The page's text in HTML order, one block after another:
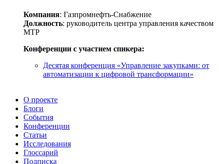
Компания: Газпромнефть-Снабжение
Должность: руководитель центра управления качеством
МТР
Конференции с участием спикера:
Десятая конференция «Управление закупками: от
автоматизации к цифровой трансформации»
О проекте
Блоги
События
Конференции
Статьи
Исследования
Глоссарий
Подписка